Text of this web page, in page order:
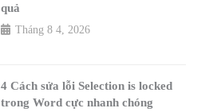
quả
Tháng 8 4, 2026
4 Cách sửa lỗi Selection is locked
trong Word cực nhanh chóng